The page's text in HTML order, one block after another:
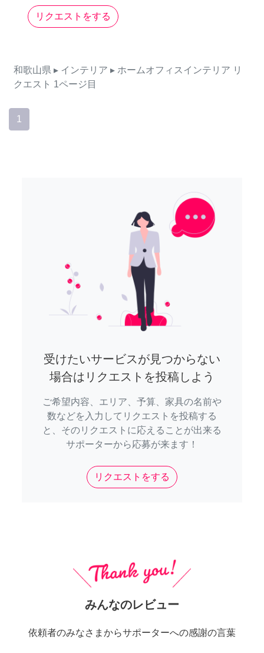
リクエストをする
和歌山県 ▸ インテリア ▸ ホームオフィスインテリア リ
クエスト 1ページ目
1
受けたいサービスが見つからない
場合はリクエストを投稿しよう
ご希望内容、エリア、予算、家具の名前や
数などを入力してリクエストを投稿する
と、そのリクエストに応えることが出来る
サポーターから応募が来ます！
リクエストをする
みんなのレビュー
依頼者のみなさまからサポーターへの感謝の言葉